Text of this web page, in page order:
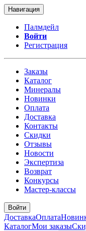
Навигация
Палмдейл
Войти
Регистрация
Заказы
Каталог
Минералы
Новинки
Оплата
Доставка
Контакты
Скидки
Отзывы
Новости
Экспертиза
Возврат
Конкурсы
Мастер-классы
Войти
ДоставкаОплата
КаталогМои заказы